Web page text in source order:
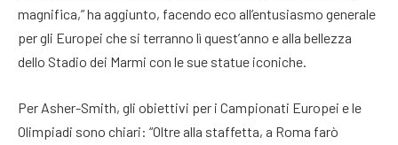
magnifica,” ha aggiunto, facendo eco all’entusiasmo generale
per gli Europei che si terranno lì quest’anno e alla bellezza
dello Stadio dei Marmi con le sue statue iconiche.
Per Asher-Smith, gli obiettivi per i Campionati Europei e le
Olimpiadi sono chiari: “Oltre alla staffetta, a Roma farò